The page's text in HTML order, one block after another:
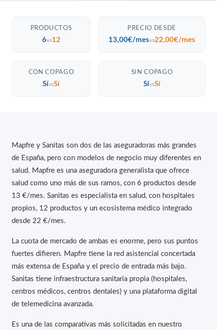
PRODUCTOS
6vs12
PRECIO DESDE
13,00€/mesvs22,00€/mes
CON COPAGO
SívsSí
SIN COPAGO
SívsSí
Mapfre y Sanitas son dos de las aseguradoras más grandes
de España, pero con modelos de negocio muy diferentes en
salud. Mapfre es una aseguradora generalista que ofrece
salud como uno más de sus ramos, con 6 productos desde
13 €/mes. Sanitas es especialista en salud, con hospitales
propios, 12 productos y un ecosistema médico integrado
desde 22 €/mes.
La cuota de mercado de ambas es enorme, pero sus puntos
fuertes difieren. Mapfre tiene la red asistencial concertada
más extensa de España y el precio de entrada más bajo.
Sanitas tiene infraestructura sanitaria propia (hospitales,
centros médicos, centros dentales) y una plataforma digital
de telemedicina avanzada.
Es una de las comparativas más solicitadas en nuestro